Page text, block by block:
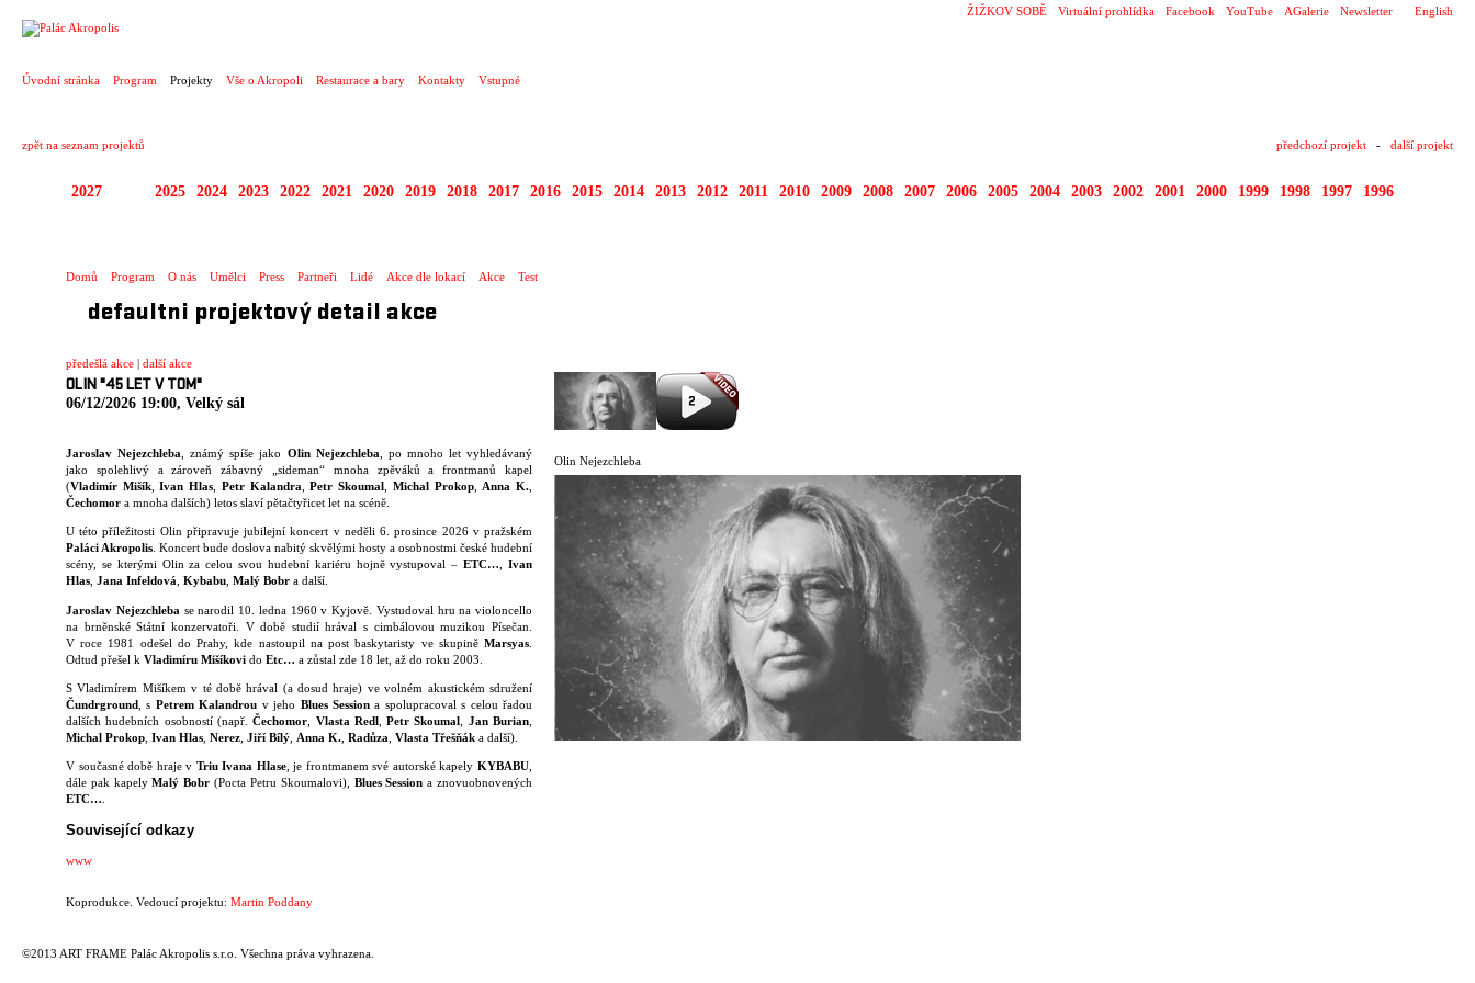
English
ŽIŽKOV SOBĚ Virtuální prohlídka Facebook YouTube AGalerie Newsletter
Úvodní stránka Program Projekty Vše o Akropoli Restaurace a bary Kontakty Vstupné
zpět na seznam projektů předchozí projekt - další projekt
2027 2025 2024 2023 2022 2021 2020 2019 2018 2017 2016 2015 2014 2013 2012 2011 2010 2009 2008 2007 2006 2005 2004 2003 2002 2001 2000 1999 1998 1997 1996
Domů Program O nás Umělci Press Partneři Lidé Akce dle lokací Akce Test
defaultni projektový detail akce
předešlá akce | další akce
OLIN "45 LET V TOM"
06/12/2026 19:00, Velký sál
Jaroslav Nejezchleba , známý spíše jako Olin Nejezchleba , po mnoho let vyhledávaný
jako spolehlivý a zároveň zábavný „sideman“ mnoha zpěváků a frontmanů kapel
(Vladimír Mišík,Ivan Hlas Petr Kalandra ,Petr Skoumal Michal Prokop, Anna K.
Čechomor a mnoha dalších) letos slaví pětačtyřicet let na scéně.
U této příležitosti Olin připravuje jubilejní koncert v neděli 6. prosince 2026 v pražském
Paláci Akropolis . Koncert bude doslova nabitý skvělými hosty a osobnostmi české hudební
scény, se kterými Olin za celou svou hudební kariéru hojně vystupoval –ETC… ,Ivan
Hlas Jana Infeldová Kybabu Malý Bobr a další.
Jaroslav Nejezchleba se narodil 10. ledna 1960 v Kyjově. Vystudoval hru na violoncello
na brněnské Státní konzervatoři. V době studií hrával s cimbálovou muzikou Písečan.
V roce 1981 odešel do Prahy, kde nastoupil na post baskytaristy ve skupině Marsyas
Odtud přešel k Vladimíru Mišíkovi do Etc… a zůstal zde 18 let, až do roku 2003.
S Vladimírem Mišíkem v té době hrával (a dosud hraje) ve volném akustickém sdružení
Čundrground , s Petrem Kalandrou v jeho Blues Sessiona spolupracoval s celou řadou
dalších hudebních osobností (např.Čechomor Vlasta Redl,Petr Skoumal Jan Burian
Michal Prokop Ivan Hlas Nerez Jiří Bílý Anna K. Radůza Vlasta Třešňák a další).
V současné době hraje v Triu Ivana Hlase, je frontmanem své autorské kapelyKYBABU
dále pak kapelyMalý Bobr (Pocta Petru Skoumalovi), Blues Session a znovuobnovených
ETC…
Související odkazy
www
Olin Nejezchleba
Koprodukce. Vedoucí projektu: Martin Poddany
©2013 ART FRAME Palác Akropolis s.r.o. Všechna práva vyhrazena.